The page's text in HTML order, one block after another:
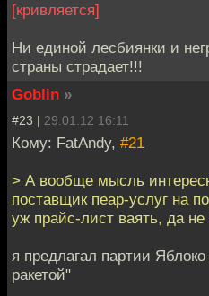
[кривляется]
Ни единой лесбиянки и
страны страдает!!!
Goblin »
#23 | 29.01.12 16:11
Кому: FatAndy, #21
> А вообще мысль
поставщик пеар-услуг на
уж прайс-лист ваять, да не
я предлагал партии Яблоко
ракетой"